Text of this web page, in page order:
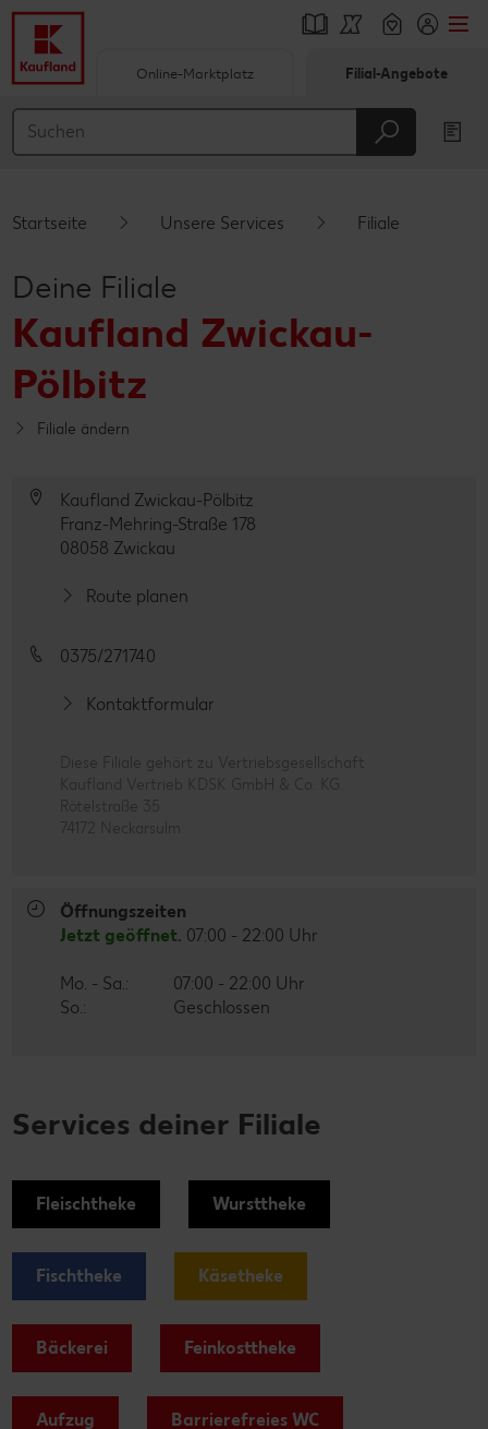
Hauptinhalt
Online-Marktplatz Filial-Angebote
Startseite Unsere Services Filiale
Deine Filiale
Kaufland Zwickau-
Pölbitz
Filiale ändern
Kaufland Zwickau-Pölbitz
Franz-Mehring-Straße 178
08058 Zwickau
Route planen
0375/271740
Kontaktformular
Diese Filiale gehört zu Vertriebsgesellschaft
Kaufland Vertrieb KDSK GmbH & Co. KG
Rötelstraße 35
74172 Neckarsulm
Öffnungszeiten
Jetzt geöffnet. 07:00 - 22:00 Uhr
Mo. - Sa.:
07:00 - 22:00 Uhr
So.:
Geschlossen
Services deiner Filiale
Fleischtheke Wursttheke
Fischtheke Käsetheke
Bäckerei Feinkosttheke
Aufzug Barrierefreies WC